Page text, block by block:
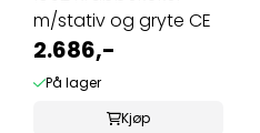
m/stativ og gryte CE
2.686,-
På lager
Kjøp